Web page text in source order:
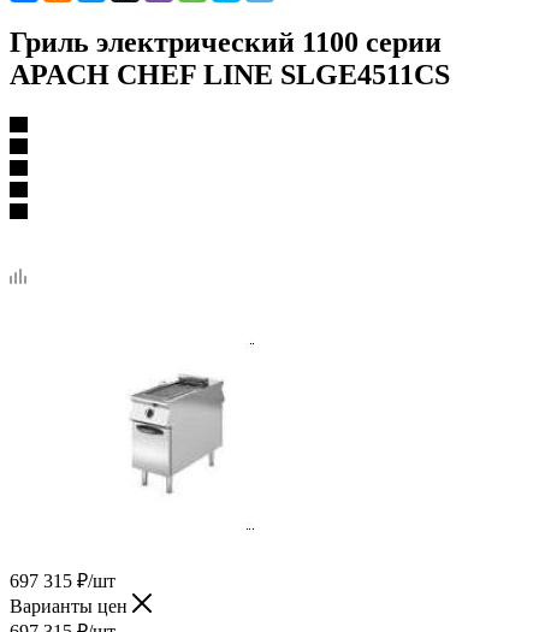
Гриль электрический 1100 серии
APACH CHEF LINE SLGE4511CS
697 315 ₽/шт
Варианты цен